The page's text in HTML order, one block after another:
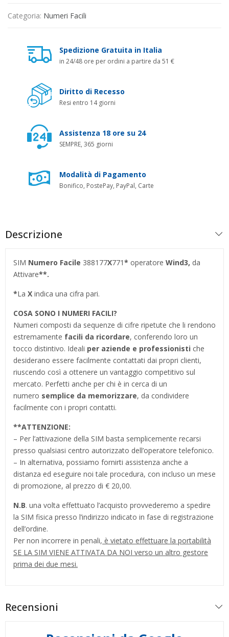
Categoria: Numeri Facili
Spedizione Gratuita in Italia
in 24/48 ore per ordini a partire da 51 €
Diritto di Recesso
Resi entro 14 giorni
Assistenza 18 ore su 24
SEMPRE, 365 giorni
Modalità di Pagamento
Bonifico, PostePay, PayPal, Carte
Descrizione
SIM Numero Facile 388177X771* operatore Wind3, da
Attivare**.
*La X indica una cifra pari.
COSA SONO I NUMERI FACILI?
Numeri composti da sequenze di cifre ripetute che li rendono
estremamente facili da ricordare, conferendo loro un
tocco distintivo. Ideali per aziende e professionisti che
desiderano essere facilmente contattati dai propri clienti,
riuscendo così a ottenere un vantaggio competitivo sul
mercato. Perfetti anche per chi è in cerca di un
numero semplice da memorizzare, da condividere
facilmente con i propri contatti.
**ATTENZIONE:
– Per l’attivazione della SIM basta semplicemente recarsi
presso qualsiasi centro autorizzato dell’operatore telefonico.
– In alternativa, possiamo fornirti assistenza anche a
distanza ed eseguire noi tale procedura, con incluso un mese
di promozione, al prezzo di € 20,00.
N.B. una volta effettuato l’acquisto provvederemo a spedire
la SIM fisica presso l’indirizzo indicato in fase di registrazione
dell’ordine.
Per non incorrere in penali, è vietato effettuare la portabilità
SE LA SIM VIENE ATTIVATA DA NOI verso un altro gestore
prima dei due mesi.
Recensioni